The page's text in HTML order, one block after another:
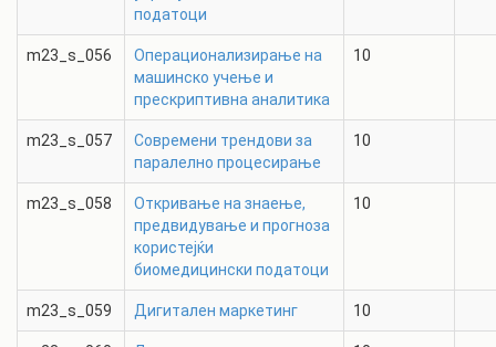
податоци
m23_s_056
Операционализирање на
машинско учење и
прескриптивна аналитика
10
m23_s_057
Современи трендови за
паралелно процесирање
10
m23_s_058
Откривање на знаење,
предвидување и прогноза
користејќи
биомедицински податоци
10
m23_s_059 Дигитален маркетинг 10